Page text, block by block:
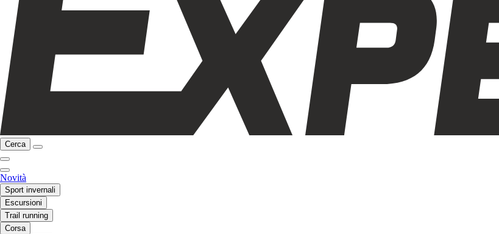
Cerca
Novità
Sport invernali
Escursioni
Trail running
Corsa